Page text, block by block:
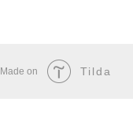
Made on Tilda